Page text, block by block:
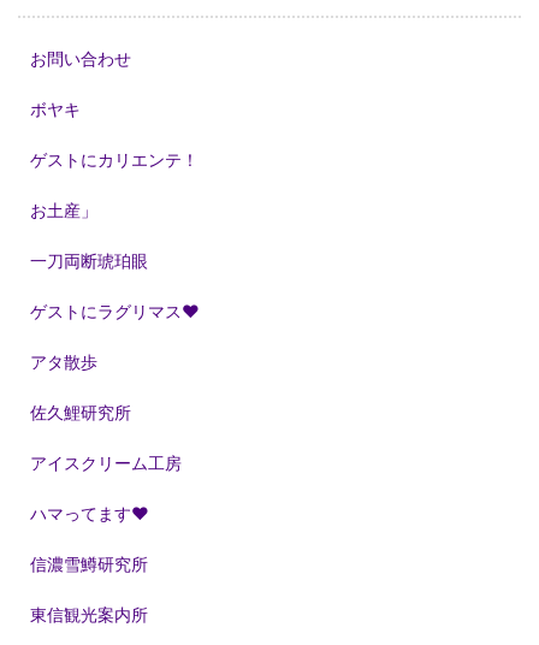
お問い合わせ
ボヤキ
ゲストにカリエンテ！
お土産」
一刀両断琥珀眼
ゲストにラグリマス❤
アタ散歩
佐久鯉研究所
アイスクリーム工房
ハマってます❤
信濃雪鱒研究所
東信観光案内所